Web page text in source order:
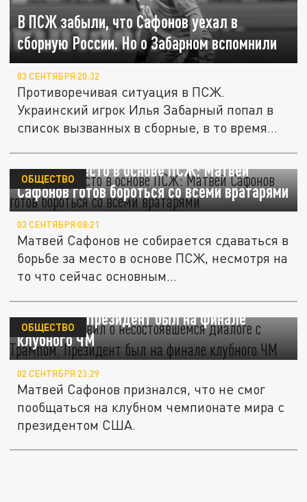
В ПСЖ забыли, что Сафонов уехал в
сборную России. Но о Забарном вспомнили
03 СЕНТЯБРЯ 20:32
Противоречивая ситуация в ПСЖ.
Украинский игрок Илья Забарный попал в
список вызванных в сборные, в то время...
Битва за место в основе ПСЖ: Матвей
Сафонов готов бороться со всеми вратарями
ОБЩЕСТВО
03 СЕНТЯБРЯ 08:21
Матвей Сафонов не собирается сдаваться в
борьбе за место в основе ПСЖ, несмотря на
то что сейчас основным...
Сафонов заявил о несостоявшемся диалоге
с Трампом. Президент был на финале
клубного ЧМ
ОБЩЕСТВО
02 СЕНТЯБРЯ 23:29
Матвей Сафонов признался, что не смог
пообщаться на клубном чемпионате мира с
президентом США.